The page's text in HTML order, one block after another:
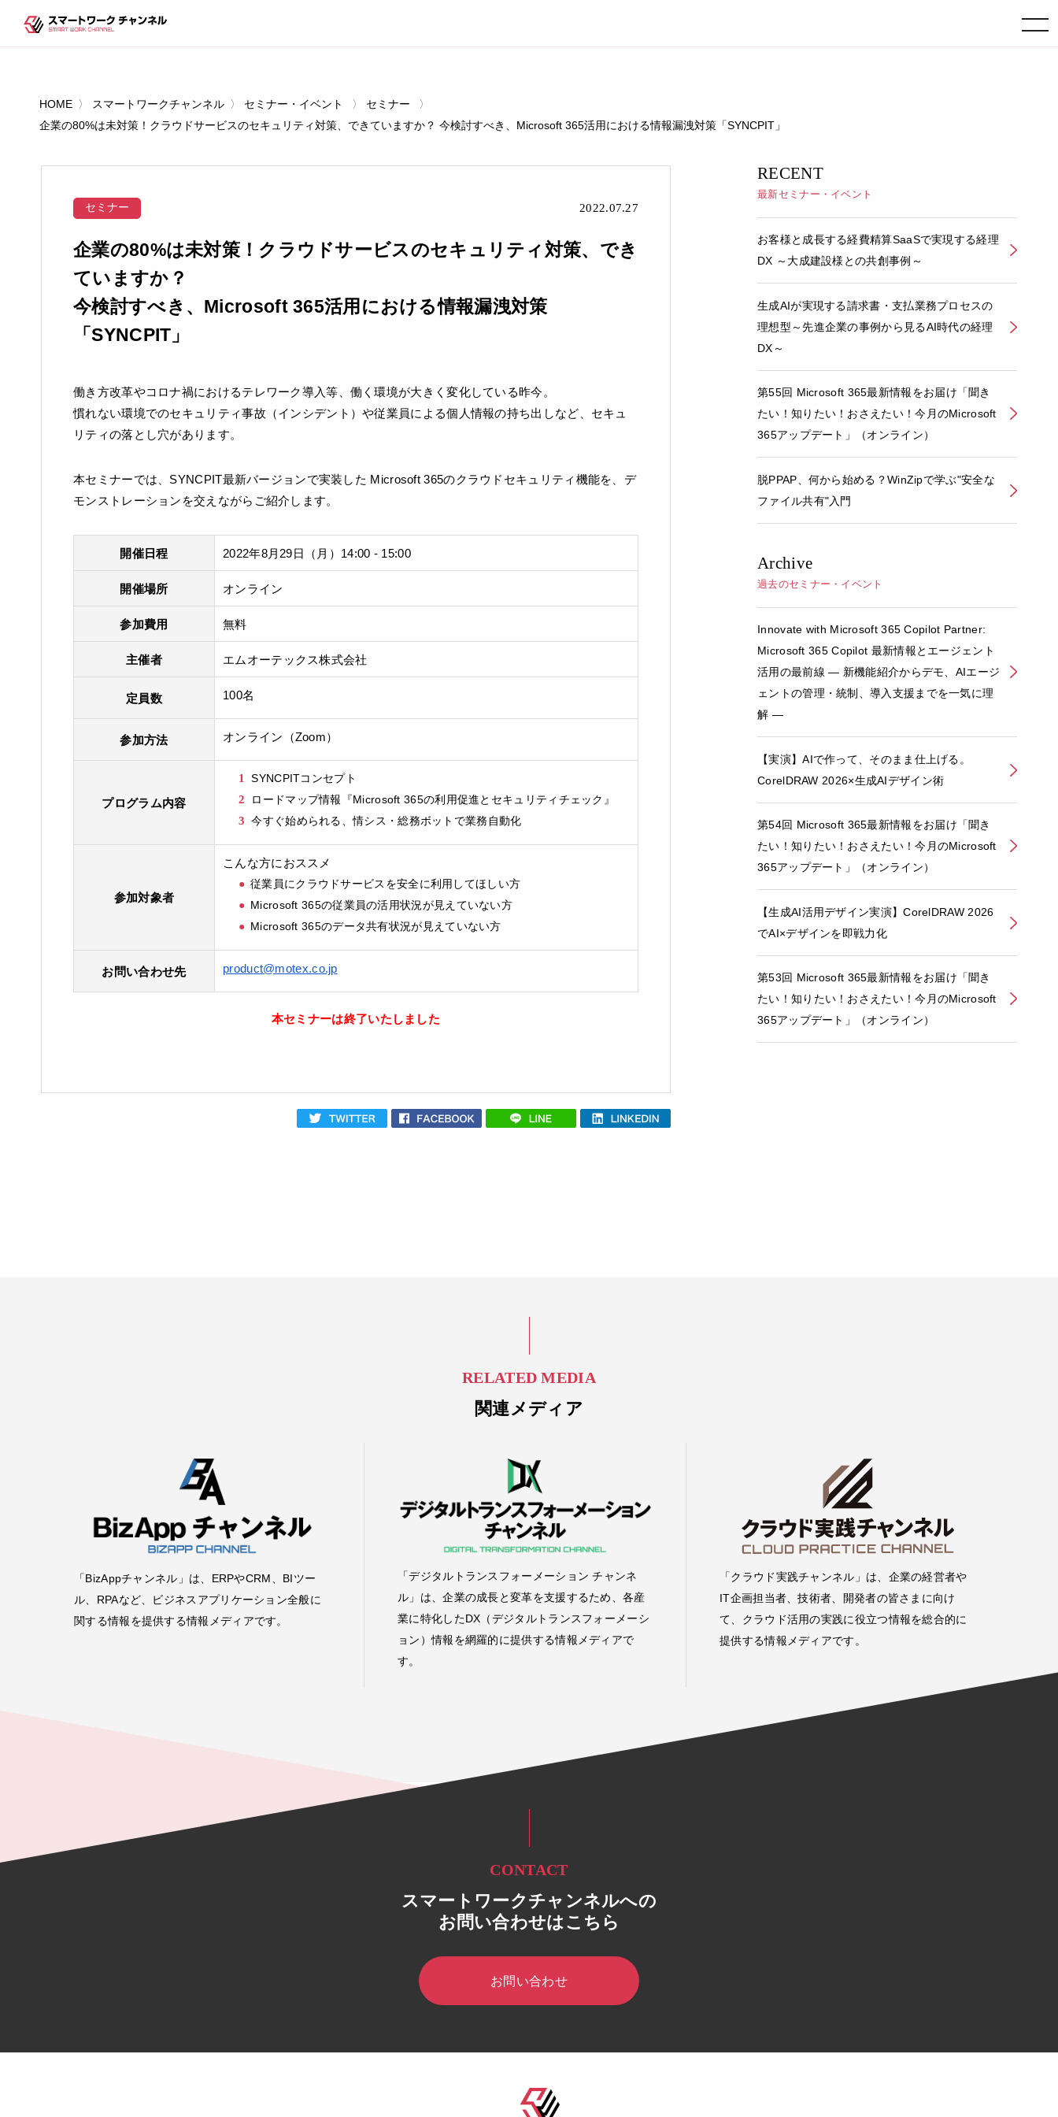
toggle navigation
HOME スマートワークチャンネル セミナー・イベント
セミナー
企業の80%は未対策！クラウドサービスのセキュリティ対策、できていますか？ 今検討すべき、Microsoft 365活用における情報漏洩対策「SYNCPIT」
セミナー 2022.07.27
企業の80%は未対策！クラウドサービスのセキュリティ対策、でき
ていますか？
今検討すべき、Microsoft 365活用における情報漏洩対策
「SYNCPIT」
働き方改革やコロナ禍におけるテレワーク導入等、働く環境が大きく変化している昨今。
慣れない環境でのセキュリティ事故（インシデント）や従業員による個人情報の持ち出しなど、セキュ
リティの落とし穴があります。
本セミナーでは、SYNCPIT最新バージョンで実装した Microsoft 365のクラウドセキュリティ機能を、デ
モンストレーションを交えながらご紹介します。
開催日程 2022年8月29日（月）14:00 - 15:00
開催場所 オンライン
参加費用 無料
主催者 エムオーテックス株式会社
定員数 100名
参加方法 オンライン（Zoom）
プログラム内容
SYNCPITコンセプト
ロードマップ情報『Microsoft 365の利用促進とセキュリティチェック』
今すぐ始められる、情シス・総務ボットで業務自動化
参加対象者
こんな方におススメ
従業員にクラウドサービスを安全に利用してほしい方
Microsoft 365の従業員の活用状況が見えていない方
Microsoft 365のデータ共有状況が見えていない方
お問い合わせ先 product@motex.co.jp
本セミナーは終了いたしました
RECENT
最新セミナー・イベント
お客様と成長する経費精算SaaSで実現する経理
DX ～大成建設様との共創事例～
生成AIが実現する請求書・支払業務プロセスの
理想型～先進企業の事例から見るAI時代の経理
DX～
第55回 Microsoft 365最新情報をお届け「聞き
たい！知りたい！おさえたい！今月のMicrosoft
365アップデート」（オンライン）
脱PPAP、何から始める？WinZipで学ぶ"安全な
ファイル共有"入門
Archive
過去のセミナー・イベント
Innovate with Microsoft 365 Copilot Partner:
Microsoft 365 Copilot 最新情報とエージェント
活用の最前線 ― 新機能紹介からデモ、AIエージ
ェントの管理・統制、導入支援までを一気に理
解 ―
【実演】AIで作って、そのまま仕上げる。
CorelDRAW 2026×生成AIデザイン術
第54回 Microsoft 365最新情報をお届け「聞き
たい！知りたい！おさえたい！今月のMicrosoft
365アップデート」（オンライン）
【生成AI活用デザイン実演】CorelDRAW 2026
でAI×デザインを即戦力化
第53回 Microsoft 365最新情報をお届け「聞き
たい！知りたい！おさえたい！今月のMicrosoft
365アップデート」（オンライン）
RELATED MEDIA
関連メディア
「BizAppチャンネル」は、ERPやCRM、BIツー
ル、RPAなど、ビジネスアプリケーション全般に
関する情報を提供する情報メディアです。
「デジタルトランスフォーメーション チャンネ
ル」は、企業の成長と変革を支援するため、各産
業に特化したDX（デジタルトランスフォーメーシ
ョン）情報を網羅的に提供する情報メディアで
す。
「クラウド実践チャンネル」は、企業の経営者や
IT企画担当者、技術者、開発者の皆さまに向け
て、クラウド活用の実践に役立つ情報を総合的に
提供する情報メディアです。
CONTACT
スマートワークチャンネルへの
お問い合わせはこちら
お問い合わせ